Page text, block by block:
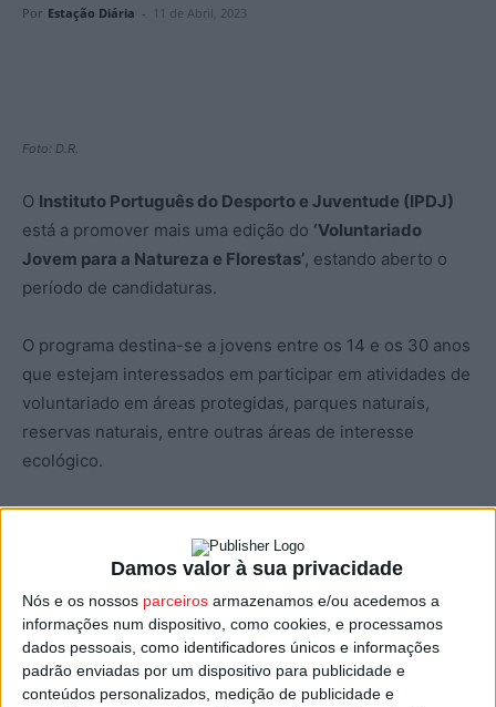
Damos valor à sua privacidade
Nós e os nossos parceiros armazenamos e/ou acedemos a
informações num dispositivo, como cookies, e processamos
dados pessoais, como identificadores únicos e informações
padrão enviadas por um dispositivo para publicidade e
conteúdos personalizados, medição de publicidade e
Por Estação Diária - 11 de Abril, 2023
Foto: D.R.
O Instituto Português do Desporto e Juventude (IPDJ)
está a promover mais uma edição do ‘Voluntariado
Jovem para a Natureza e Florestas’, estando aberto o
período de candidaturas.
O programa destina-se a jovens entre os 14 e os 30 anos
que estejam interessados em participar em atividades de
voluntariado em áreas protegidas, parques naturais,
reservas naturais, entre outras áreas de interesse
ecológico.
populações sobre prevenção da floresta contra os
incêndios e outras catástrofes com impacto ambiental,
além de ações de monitorização e recuperação de
territórios afetados.​
Podem concorrer entidades inscritas no Registo Nacional